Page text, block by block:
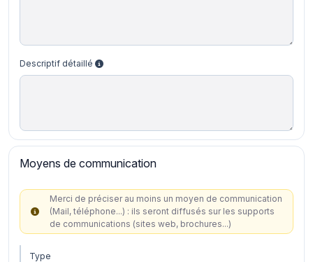
Descriptif détaillé
Moyens de communication
Merci de préciser au moins un moyen de communication
(Mail, téléphone...) : ils seront diffusés sur les supports
de communications (sites web, brochures...)
Type